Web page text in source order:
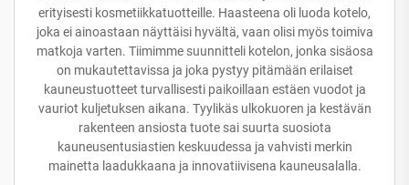
erityisesti kosmetiikkatuotteille. Haasteena oli luoda kotelo,
joka ei ainoastaan näyttäisi hyvältä, vaan olisi myös toimiva
matkoja varten. Tiimimme suunnitteli kotelon, jonka sisäosa
on mukautettavissa ja joka pystyy pitämään erilaiset
kauneustuotteet turvallisesti paikoillaan estäen vuodot ja
vauriot kuljetuksen aikana. Tyylikäs ulkokuoren ja kestävän
rakenteen ansiosta tuote sai suurta suosiota
kauneusentusiastien keskuudessa ja vahvisti merkin
mainetta laadukkaana ja innovatiivisena kauneusalalla.